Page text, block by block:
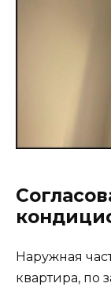
Наружная
квартира, по